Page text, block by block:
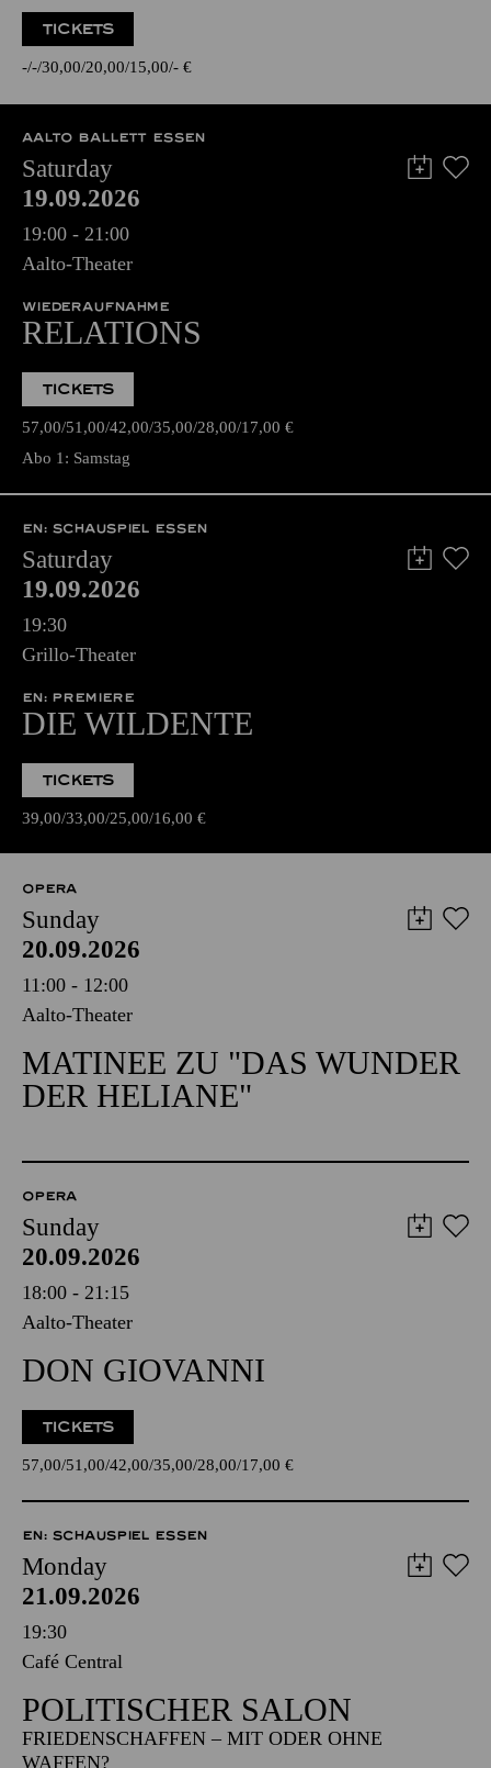
TICKETS
- - 30,00 20,00 15,00 - €
AALTO BALLETT ESSEN
Saturday
19.09.2026
19:00 - 21:00
Aalto-Theater
WIEDERAUFNAHME
RELATIONS
TICKETS
57,00 51,00 42,00 35,00 28,00 17,00 €
Abo 1: Samstag
EN: SCHAUSPIEL ESSEN
Saturday
19.09.2026
19:30
Grillo-Theater
EN: PREMIERE
DIE WILDENTE
TICKETS
39,00 33,00 25,00 16,00 €
OPERA
Sunday
20.09.2026
11:00 - 12:00
Aalto-Theater
MATINEE ZU "DAS WUNDER
DER HELIANE"
OPERA
Sunday
20.09.2026
18:00 - 21:15
Aalto-Theater
DON GIOVANNI
TICKETS
57,00 51,00 42,00 35,00 28,00 17,00 €
EN: SCHAUSPIEL ESSEN
Monday
21.09.2026
19:30
Café Central
POLITISCHER SALON
FRIEDENSCHAFFEN – MIT ODER OHNE
WAFFEN?